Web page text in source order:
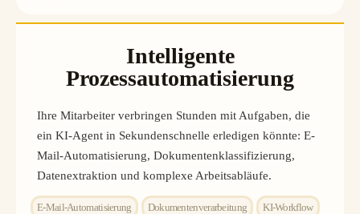
Intelligente
Prozessautomatisierung
Ihre Mitarbeiter verbringen Stunden mit Aufgaben, die
ein KI-Agent in Sekundenschnelle erledigen könnte: E-
Mail-Automatisierung, Dokumentenklassifizierung,
Datenextraktion und komplexe Arbeitsabläufe.
E-Mail-Automatisierung Dokumentenverarbeitung KI-Workflow